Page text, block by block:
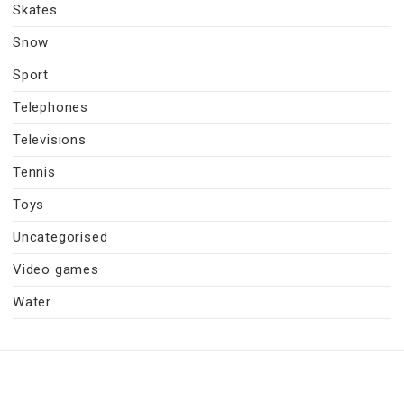
Skates
Snow
Sport
Telephones
Televisions
Tennis
Toys
Uncategorised
Video games
Water